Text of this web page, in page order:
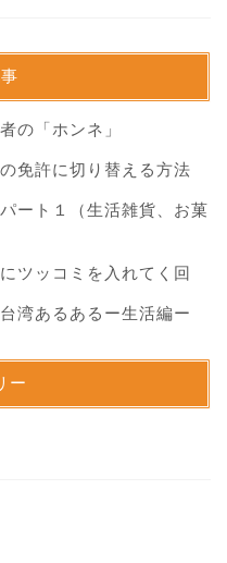
の「ホンネ」
免許に切り替える方法
ート１（生活雑貨、お菓
ツッコミを入れてく回
湾あるあるー生活編ー
ー